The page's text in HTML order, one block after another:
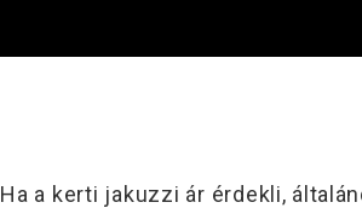
Ha a kerti jakuzzi ár érdekli,